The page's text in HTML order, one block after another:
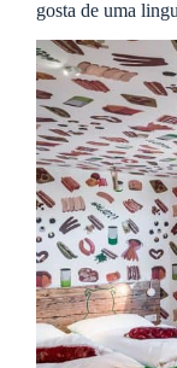
gosta de uma